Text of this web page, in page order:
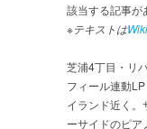
該当する記事が
※テキストは
芝浦4丁目・リ
フィール連動
イランド近く
ーサイドのピア